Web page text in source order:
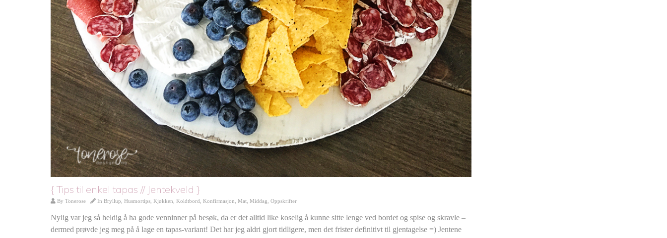
{ Tips til enkel tapas // Jentekveld }
By Tonerose In Bryllup Husmortips Kjøkken Koldtbord Konfirmasjon Mat Middag Oppskrifter
Nylig var jeg så heldig å ha gode venninner på besøk, da er det alltid like koselig å kunne sitte lenge ved bordet og spise og skravle –
dermed prøvde jeg meg på å lage en tapas-variant! Det har jeg aldri gjort tidligere, men det frister definitivt til gjentagelse =) Jentene